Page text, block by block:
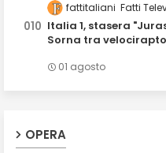
fattitaliani Fatti
Italia 1, stasera
Sorna tra
01 agosto
OPERA